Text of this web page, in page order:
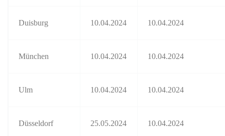
Duisburg 10.04.2024 10.04.2024
München 10.04.2024 10.04.2024
Ulm 10.04.2024 10.04.2024
Düsseldorf 25.05.2024 10.04.2024